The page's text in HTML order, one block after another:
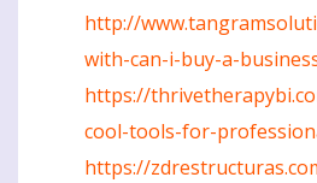
http://
with-can-i-buy-a-
https://
cool-tools-for-
https://